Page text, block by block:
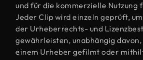
und für die kommerzielle Nutzung
Jeder Clip wird einzeln geprüft,
der Urheberrechts- und
gewährleisten, unabhängig davon,
einem Urheber gefilmt oder